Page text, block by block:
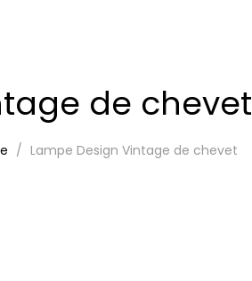
de chevet
Lampe Design Vintage de chevet